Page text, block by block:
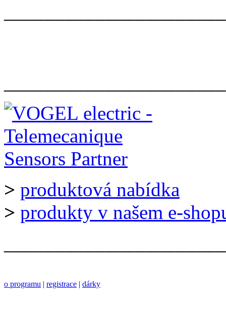
> produktová nabídka
> produkty v našem e-
o programu | registrace | dárky